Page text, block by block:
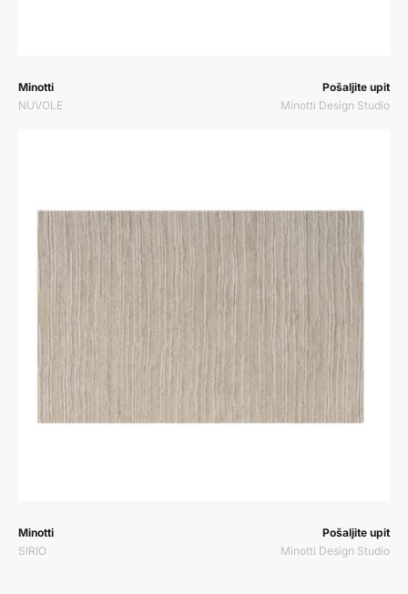
Prodavač:
Minotti
NUVOLE
Prodavač:Pošaljite upit
Minotti Design Studio
Prodavač:
Minotti
SIRIO
Prodavač:Pošaljite upit
Minotti Design Studio